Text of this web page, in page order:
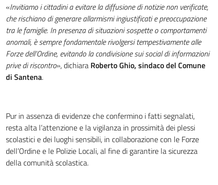
«Invitiamo i cittadini a evitare la diffusione di notizie non verificate,
che rischiano di generare allarmismi ingiustificati e preoccupazione
tra le famiglie. In presenza di situazioni sospette o comportamenti
anomali, è sempre fondamentale rivolgersi tempestivamente alle
Forze dell’Ordine, evitando la condivisione sui social di informazioni
prive di riscontro», dichiara Roberto Ghio, sindaco del Comune
di Santena.
Pur in assenza di evidenze che confermino i fatti segnalati,
resta alta l’attenzione e la vigilanza in prossimità dei plessi
scolastici e dei luoghi sensibili, in collaborazione con le Forze
dell’Ordine e le Polizie Locali, al fine di garantire la sicurezza
della comunità scolastica.